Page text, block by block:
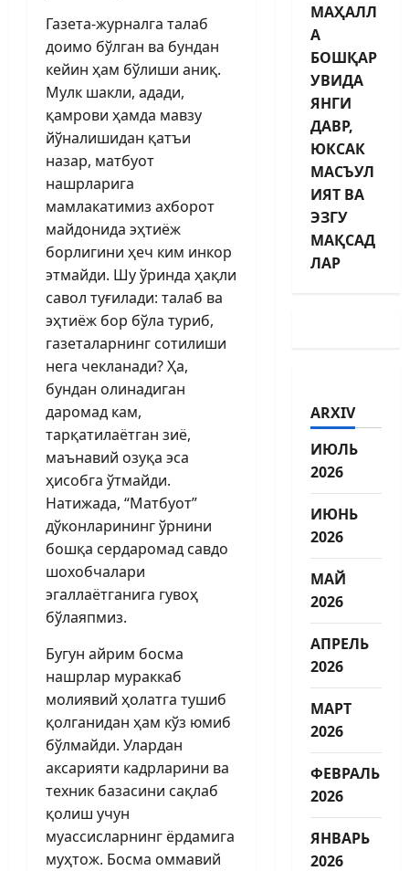
Газета-журналга талаб
доимо бўлган ва бундан
кейин ҳам бўлиши аниқ.
Мулк шакли, адади,
қамрови ҳамда мавзу
йўналишидан қатъи
назар, матбуот
нашрларига
мамлакатимиз ахборот
майдонида эҳтиёж
борлигини ҳеч ким инкор
этмайди. Шу ўринда ҳақли
савол туғилади: талаб ва
эҳтиёж бор бўла туриб,
газеталарнинг сотилиши
нега чекланади? Ҳа,
бундан олинадиган
даромад кам,
тарқатилаётган зиё,
маънавий озуқа эса
ҳисобга ўтмайди.
Натижада, “Матбуот”
дўконларининг ўрнини
бошқа сердаромад савдо
шохобчалари
эгаллаётганига гувоҳ
бўлаяпмиз.
Бугун айрим босма
нашрлар мураккаб
молиявий ҳолатга тушиб
қолганидан ҳам кўз юмиб
бўлмайди. Улардан
аксарияти кадрларини ва
техник базасини сақлаб
қолиш учун
муассисларнинг ёрдамига
муҳтож. Босма оммавий
МАҲАЛЛ
А
БОШҚАР
УВИДА
ЯНГИ
ДАВР,
ЮКСАК
МАСЪУЛ
ИЯТ ВА
ЭЗГУ
МАҚСАД
ЛАР
ARXIV
ИЮЛЬ
2026
ИЮНЬ
2026
МАЙ
2026
АПРЕЛЬ
2026
МАРТ
2026
ФЕВРАЛЬ
2026
ЯНВАРЬ
2026